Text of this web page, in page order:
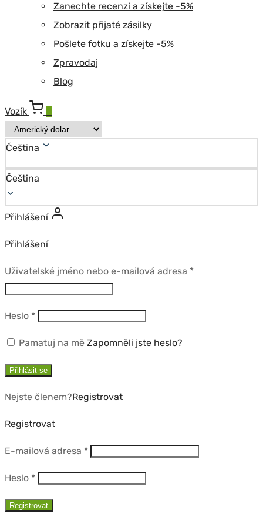
Zanechte recenzi a získejte -5%
Zobrazit přijaté zásilky
Pošlete fotku a získejte -5%
Zpravodaj
Blog
Vozík
Čeština
Čeština
Přihlášení
Přihlášení
Uživatelské jméno nebo e-mailová adresa *Povinné
Heslo *Povinné
Pamatuj na mě Zapomněli jste heslo?
Přihlásit se
Nejste členem?Registrovat
Registrovat
E-mailová adresa *Povinné
Heslo *Povinné
Registrovat